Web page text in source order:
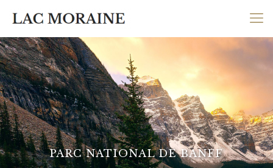
PARC NATIONAL DE BANFF